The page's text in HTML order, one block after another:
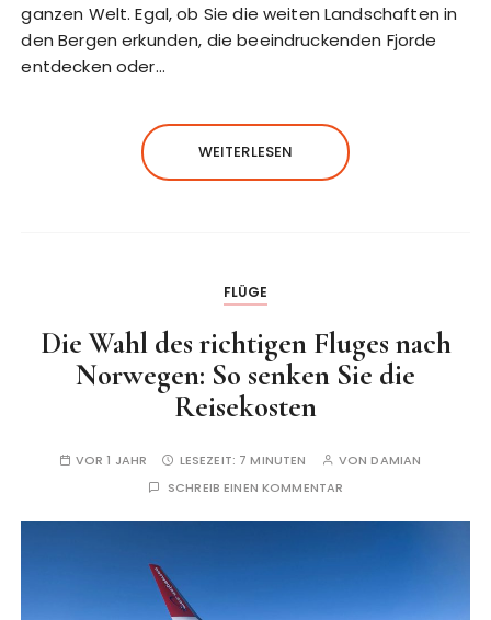
ganzen Welt. Egal, ob Sie die weiten Landschaften in
den Bergen erkunden, die beeindruckenden Fjorde
entdecken oder…
WEITERLESEN
FLÜGE
Die Wahl des richtigen Fluges nach
Norwegen: So senken Sie die
Reisekosten
VOR 1 JAHR LESEZEIT: 7 MINUTEN VONDAMIAN
SCHREIB EINEN KOMMENTAR